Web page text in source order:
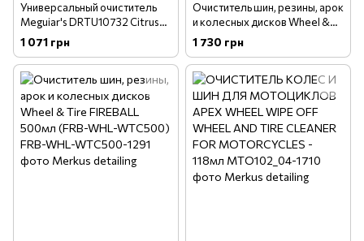
Универсальный очиститель
Meguiar's DRTU10732 Citrus
Power Cleaner Plus, 946 мл
1 071 грн
Очиститель шин, резины, арок
и колесных дисков Wheel &
Tire FIREBALL 4 л (FRB-WHL-
WTC4000)
1 730 грн